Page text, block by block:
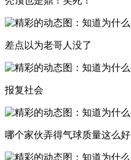
差点以为老哥人没了
报复社会
哪个家伙弄得气球质量这么好